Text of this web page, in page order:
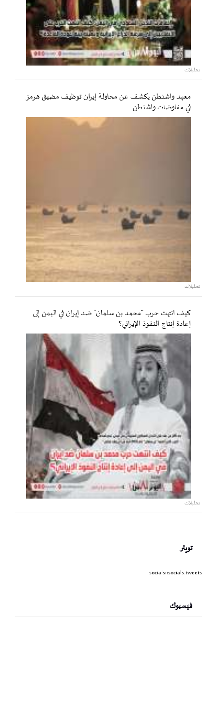
تحليلات
معهد واشنطن يكشف عن محاولة إيران توظيف مضيق هرمز
في مفاوضات واشنطن
تحليلات
كيف انتهت حرب "محمد بن سلمان" ضد إيران في اليمن إلى
إعادة إنتاج النفوذ الإيراني؟
تحليلات
تويتر
socials::socials.tweets
فيسبوك